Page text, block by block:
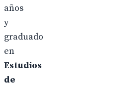
años
y
graduado
en
Estudios
de